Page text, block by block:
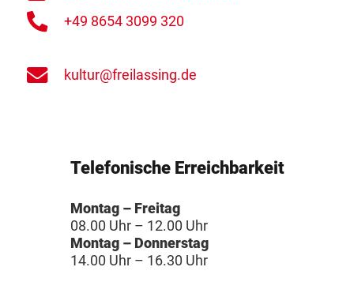
+49 8654 3099 320
kultur@freilassing.de
Telefonische Erreichbarkeit
Montag – Freitag
08.00 Uhr – 12.00 Uhr
Montag – Donnerstag
14.00 Uhr – 16.30 Uhr